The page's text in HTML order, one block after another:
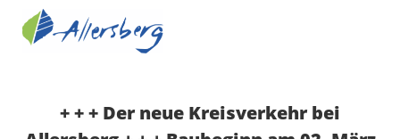
+ + + Der neue Kreisverkehr bei